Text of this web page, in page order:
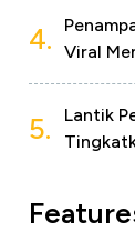
4.
Viral
5.
Lantik